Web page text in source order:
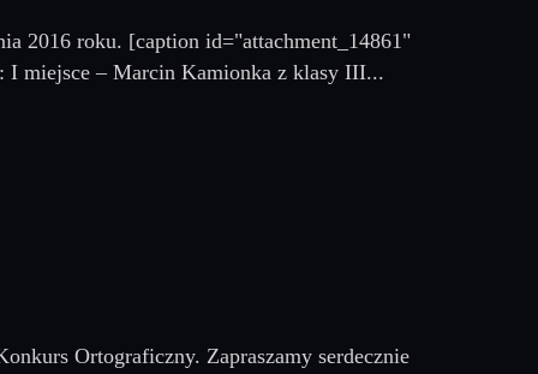
2016 roku. [caption id="attachment_14861"
miejsce – Marcin Kamionka z klasy III...
Ortograficzny. Zapraszamy serdecznie